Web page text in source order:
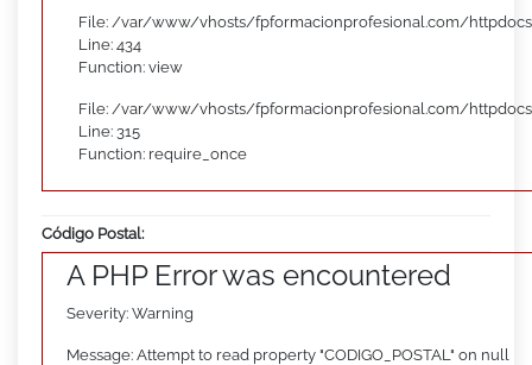
File: /var/www/vhosts/fpformacionprofesional.com/
Line: 434
Function: view
File: /var/www/vhosts/fpformacionprofesional.com/
Line: 315
Function: require_once
Código Postal:
A PHP Error was encountered
Severity: Warning
Message: Attempt to read property "CODIGO_POSTAL" on null